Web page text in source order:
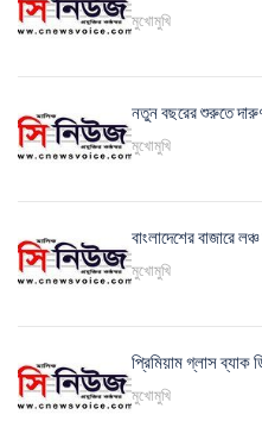
মুখোমুখি
নতুন বছরের শুরুতে
মুখোমুখি
বাংলাদেশের বাজারে
মুখোমুখি
প্রিমিয়াম গ্লাস ব্যাক
মুখোমুখি